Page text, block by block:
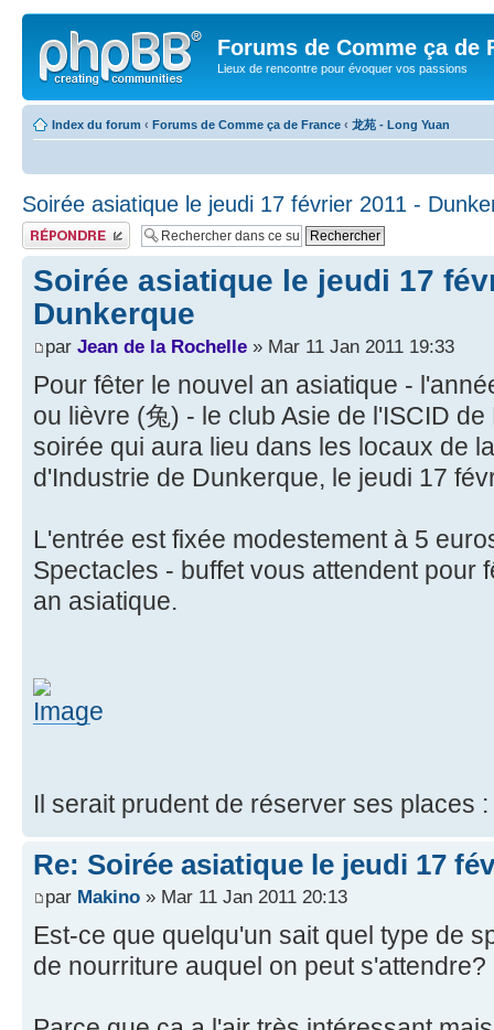
Forums de Comme ça de
Lieux de rencontre pour évoquer vos passions
Index du forum ‹ Forums de Comme ça de France ‹ 龙苑 - Long Yuan
Soirée asiatique le jeudi 17 février 2011 -
Publier une réponse
Soirée asiatique le jeudi 17
Dunkerque
par Jean de la Rochelle » Mar 11 Jan 2011 19:33
Pour fêter le nouvel an asiatique -
ou lièvre (兔) - le club Asie de l'ISCID
soirée qui aura lieu dans les locaux de
d'Industrie de Dunkerque, le jeudi 17
L'entrée est fixée modestement à 5
Spectacles - buffet vous attendent pour
an asiatique.
Il serait prudent de réserver ses places :
Re: Soirée asiatique le jeudi 17
par Makino » Mar 11 Jan 2011 20:13
Est-ce que quelqu'un sait quel type de
de nourriture auquel on peut s'attendre?